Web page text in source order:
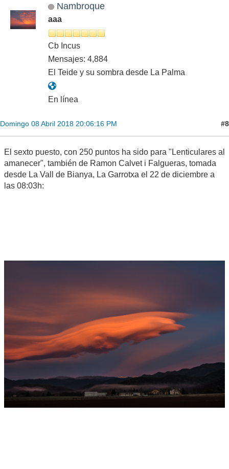
Nambroque
aaa
Cb Incus
Mensajes: 4,884
El Teide y su sombra desde La Palma
En línea
Domingo 08 Abril 2018 20:06:16 PM #8
El sexto puesto, con 250 puntos ha sido para "Lenticulares al
amanecer", también de Ramon Calvet i Falgueras, tomada
desde La Vall de Bianya, La Garrotxa el 22 de diciembre a
las 08:03h: